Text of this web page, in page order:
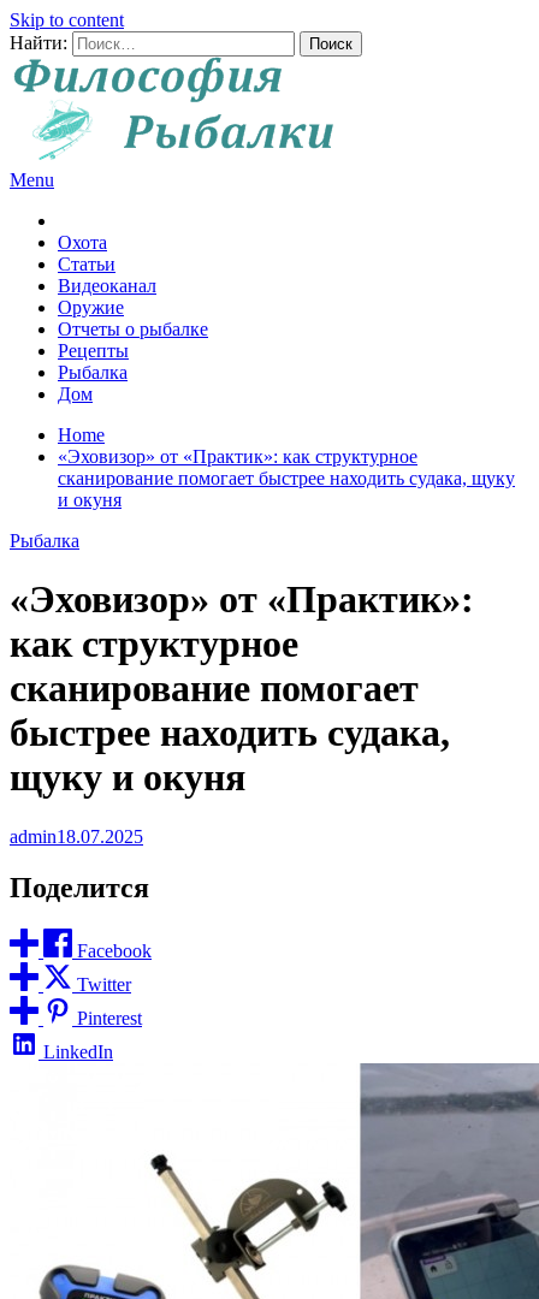
Skip to content
Найти:
Menu
Охота
Статьи
Видеоканал
Оружие
Отчеты о рыбалке
Рецепты
Рыбалка
Дом
Home
«Эховизор» от «Практик»: как структурное
сканирование помогает быстрее находить судака, щуку
и окуня
Рыбалка
«Эховизор» от «Практик»:
как структурное
сканирование помогает
быстрее находить судака,
щуку и окуня
admin18.07.2025
Поделится
Facebook
Twitter
Pinterest
LinkedIn